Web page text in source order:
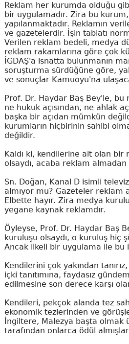
Reklam her kurumda olduğu
bir uygulamadır. Zira bu
yapılanmaktadır. Reklamın
ve gazetelerdir. İşin tabiatı
Verilen reklam bedeli, medya
reklam rakamlarına göre çok
İGDAŞ'a isnatta bulunmanın
soruşturma sürdüğüne göre,
ve sonuçlar Kamuoyu'na
Prof. Dr. Haydar Baş Bey'le, bu
ne hukuk açısından, ne ahlak
başka bir açıdan mümkün
kurumların hiçbirinin sahibi
değildir.
Kaldı ki, kendilerine ait olan bir
olsaydı, acaba reklam almadan
Sn. Doğan, Kanal D isimli
almıyor mu? Gazeteler reklam
Elbette hayır. Zira medya
yegane kaynak reklamdır.
Öyleyse, Prof. Dr. Haydar Baş
kuruluşu olsaydı, o kuruluş hiç
Ancak ilkeli bir uygulama ile bu
Kendilerini çok yakından
içki tanıtımına, faydasız
edilmesine son derece karşı
Kendileri, pekçok alanda tez
ekonomik tezlerinden ve
İngiltere, Malezya başta olmak
tarafından onlarca ödül